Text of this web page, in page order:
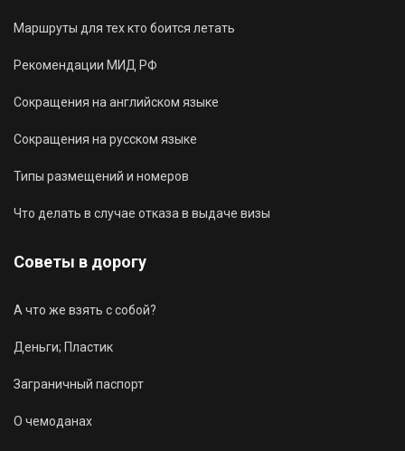
Маршруты для тех кто боится летать
Рекомендации МИД РФ
Сокращения на английском языке
Сокращения на русском языке
Типы размещений и номеров
Что делать в случае отказа в выдаче визы
Советы в дорогу
А что же взять с собой?
Деньги; Пластик
Заграничный паспорт
О чемоданах